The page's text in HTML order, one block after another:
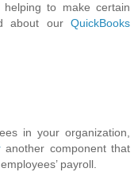
helping to make certain
about our QuickBooks
in your organization,
another component that
payroll.